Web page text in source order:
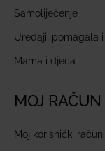
Samoliječenje
Uređaji, pomagala
Mama i djeca
MOJ RAČUN
Moj korisnički račun